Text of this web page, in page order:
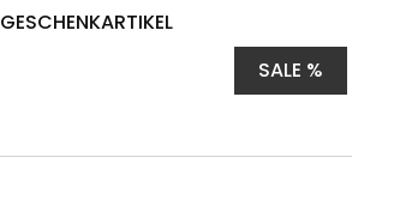
GESCHENKARTIKEL
SALE %